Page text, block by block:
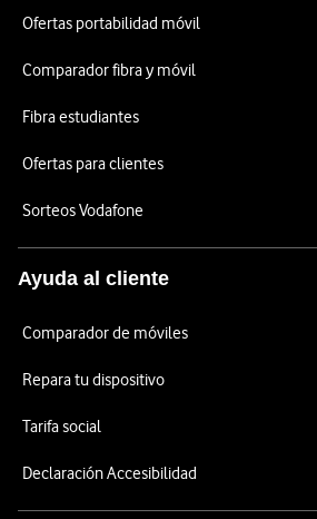
Ofertas portabilidad móvil
Comparador fibra y móvil
Fibra estudiantes
Ofertas para clientes
Sorteos Vodafone
Ayuda al cliente
Comparador de móviles
Repara tu dispositivo
Tarifa social
Declaración Accesibilidad